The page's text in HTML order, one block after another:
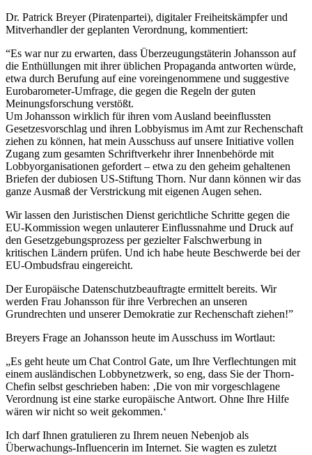
Dr. Patrick Breyer (Piratenpartei), digitaler Freiheitskämpfer und
Mitverhandler der geplanten Verordnung, kommentiert:
“Es war nur zu erwarten, dass Überzeugungstäterin Johansson auf
die Enthüllungen mit ihrer üblichen Propaganda antworten würde,
etwa durch Berufung auf eine voreingenommene und suggestive
Eurobarometer-Umfrage, die gegen die Regeln der guten
Meinungsforschung verstößt.
Um Johansson wirklich für ihren vom Ausland beeinflussten
Gesetzesvorschlag und ihren Lobbyismus im Amt zur Rechenschaft
ziehen zu können, hat mein Ausschuss auf unsere Initiative vollen
Zugang zum gesamten Schriftverkehr ihrer Innenbehörde mit
Lobbyorganisationen gefordert – etwa zu den geheim gehaltenen
Briefen der dubiosen US-Stiftung Thorn. Nur dann können wir das
ganze Ausmaß der Verstrickung mit eigenen Augen sehen.
Wir lassen den Juristischen Dienst gerichtliche Schritte gegen die
EU-Kommission wegen unlauterer Einflussnahme und Druck auf
den Gesetzgebungsprozess per gezielter Falschwerbung in
kritischen Ländern prüfen. Und ich habe heute Beschwerde bei der
EU-Ombudsfrau eingereicht.
Der Europäische Datenschutzbeauftragte ermittelt bereits. Wir
werden Frau Johansson für ihre Verbrechen an unseren
Grundrechten und unserer Demokratie zur Rechenschaft ziehen!”
Breyers Frage an Johansson heute im Ausschuss im Wortlaut:
„Es geht heute um Chat Control Gate, um Ihre Verflechtungen mit
einem ausländischen Lobbynetzwerk, so eng, dass Sie der Thorn-
Chefin selbst geschrieben haben: ‚Die von mir vorgeschlagene
Verordnung ist eine starke europäische Antwort. Ohne Ihre Hilfe
wären wir nicht so weit gekommen.‘
Ich darf Ihnen gratulieren zu Ihrem neuen Nebenjob als
Überwachungs-Influencerin im Internet. Sie wagten es zuletzt